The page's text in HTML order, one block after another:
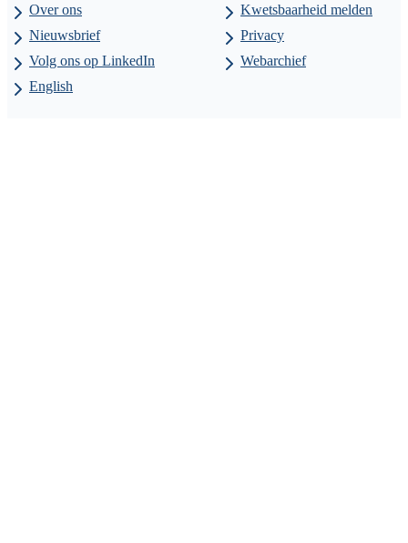
Over ons
Nieuwsbrief
Volg ons op LinkedIn
English
Kwetsbaarheid melden
Privacy
Webarchief